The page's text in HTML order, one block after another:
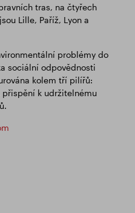
tras, na čtyřech
Lille, Paříž, Lyon a
problémy do
sociální odpovědnosti
kolem tří pilířů:
přispění k udržitelnému